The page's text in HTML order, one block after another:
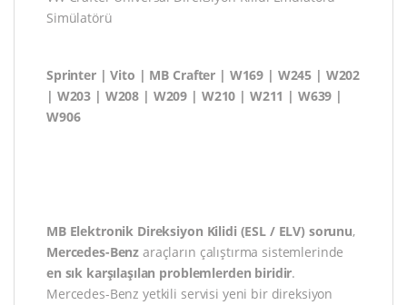
Simülatörü
Sprinter | Vito | MB Crafter | W169 | W245 | W202
| W203 | W208 | W209 | W210 | W211 | W639 |
W906
MB Elektronik Direksiyon Kilidi (ESL / ELV) sorunu,
Mercedes-Benz araçların çalıştırma sistemlerinde
en sık karşılaşılan problemlerden biridir.
Mercedes-Benz yetkili servisi yeni bir direksiyon